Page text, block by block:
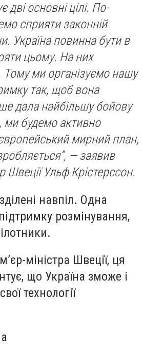
дві основні цілі. По-
сприяти законній
Україна повинна бути в
цьому. На них
Тому ми організуємо нашу
так, щоб вона
дала найбільшу бойову
ми будемо активно
мирний план,
— заявив
Швеції Ульф Крістерссон.
навпіл. Одна
розмінування,
міністра Швеції, ця
що Україна зможе і
технології